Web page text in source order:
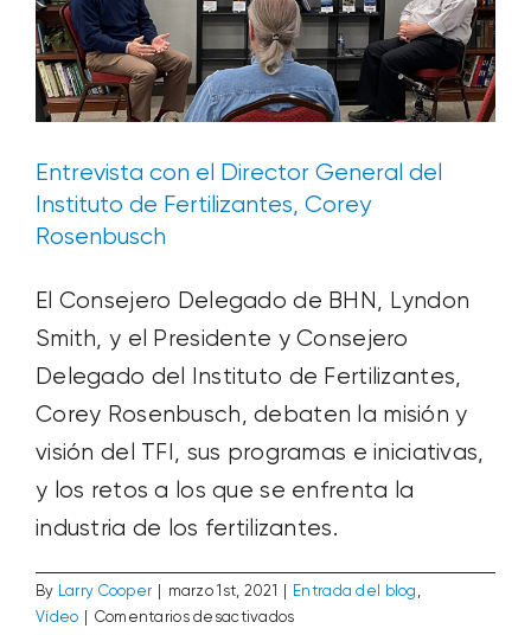
superficie
Entrevista con el Director General del
Instituto de Fertilizantes, Corey
Rosenbusch
El Consejero Delegado de BHN, Lyndon
Smith, y el Presidente y Consejero
Delegado del Instituto de Fertilizantes,
Corey Rosenbusch, debaten la misión y
visión del TFI, sus programas e iniciativas,
y los retos a los que se enfrenta la
industria de los fertilizantes.
By Larry Cooper marzo 1st, 2021 Entrada del blog ,
Vídeo
Comentarios desactivadosen